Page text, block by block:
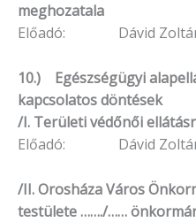
meghozatala
Előadó: Dávid Zoltán
10.) Egészségügyi
kapcsolatos döntések
/I. Területi védőnői
Előadó: Dávid Zoltán
/II. Orosháza Város
testülete ……./……